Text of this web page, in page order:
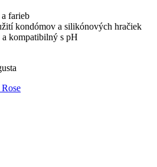
farieb
kondómov a silikónových hračiek
kompatibilný s pH